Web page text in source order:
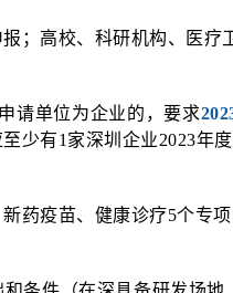
；高校、科研机构、医
请单位为企业的，要求
少有1家深圳企业2023年
药疫苗、健康诊疗5个专